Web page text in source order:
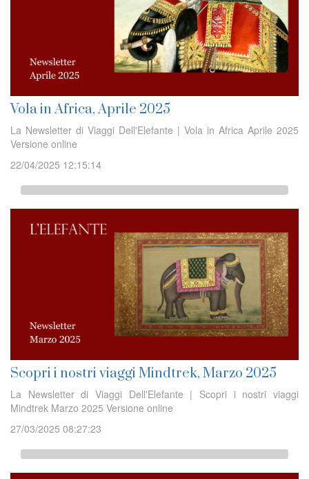
Vola in Africa, Aprile 2025
La Newsletter di Viaggi Dell'Elefante | Vola in Africa Aprile 2025
Versione online
22/04/2025 12:15:14
Scopri i nostri viaggi Mindtrek, Marzo 2025
La Newsletter di Viaggi Dell'Elefante | Scopri i nostri viaggi
Mindtrek Marzo 2025 Versione online
27/03/2025 08:27:23